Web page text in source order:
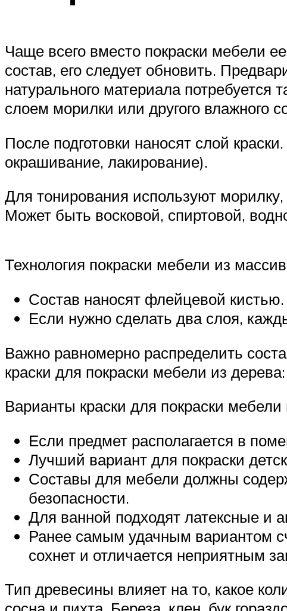
Чаще всего вместо покраски мебели
состав, его следует обновить.
натурального материала потребуется
слоем морилки или другого влажного
После подготовки наносят слой
окрашивание, лакирование).
Для тонирования используют морилку,
Может быть восковой, спиртовой,
Технология покраски мебели из
Состав наносят флейцевой кистью.
Если нужно сделать два слоя,
Важно равномерно распределить
краски для покраски мебели из дерева:
Варианты краски для покраски мебели
Если предмет располагается в
Лучший вариант для покраски
Составы для мебели должны
безопасности.
Для ванной подходят латексные и
Ранее самым удачным вариантом
сохнет и отличается неприятным
Тип древесины влияет на то, какое